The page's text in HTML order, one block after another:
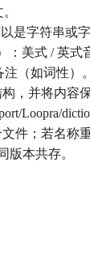
是字符串或字
：美式 / 英式
（如词性）。
，并将内容
Loopra/
件；若名称
版本共存。